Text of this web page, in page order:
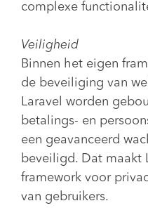
complexe
Veiligheid
Binnen het eigen
de beveiliging van
Laravel worden
betalings- en
een geavanceerd
beveiligd. Dat maakt
framework voor
van gebruikers.